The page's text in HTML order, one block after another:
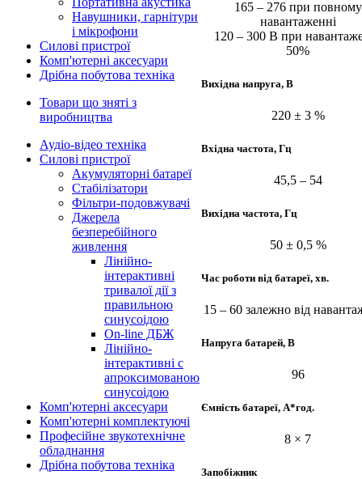
Навушники, гарнітури
і мікрофони
Силові пристрої
Комп'ютерні аксесуари
Дрібна побутова техніка
Товари що зняті з
виробництва
Аудіо-відео техніка
Силові пристрої
Акумуляторні батареї
Стабілізатори
Фільтри-подовжувачі
Джерела
безперебійного
живлення
Лінійно-
інтерактивні
тривалої дії з
правильною
синусоідою
On-line ДБЖ
Лінійно-
інтерактивні с
апроксимованою
синусоідою
Комп'ютерні аксесуари
Комп'ютерні комплектуючі
Професійне звукотехнічне
обладнання
Дрібна побутова техніка
165 – 276 при повному
навантаженні
120 – 300 В при
50%
Вихідна напруга, В
220 ± 3 %
Вхідна частота, Гц
45,5 – 54
Вихідна частота, Гц
50 ± 0,5 %
Час роботи від батареї, хв.
15 – 60 залежно від
Напруга батарей, В
96
Ємність батареї, А*год.
8 × 7
Запобіжник